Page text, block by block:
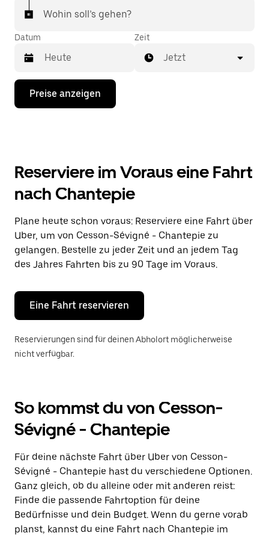
Wohin soll’s gehen?
Datum
Drücke
Nach-
Kalender
interagieren
ein
Datum
auszuwählen.
Drücke
die
Escape-
um
den
Kalender
schließen.
Zeit
Jetzt
Preise anzeigen
Reserviere im Voraus eine Fahrt
nach Chantepie
Plane heute schon voraus: Reserviere eine Fahrt über
Uber, um von Cesson-Sévigné - Chantepie zu
gelangen. Bestelle zu jeder Zeit und an jedem Tag
des Jahres Fahrten bis zu 90 Tage im Voraus.
Eine Fahrt reservieren
Reservierungen sind für deinen Abholort möglicherweise
nicht verfügbar.
So kommst du von Cesson-
Sévigné - Chantepie
Für deine nächste Fahrt über Uber von Cesson-
Sévigné - Chantepie hast du verschiedene Optionen.
Ganz gleich, ob du alleine oder mit anderen reist:
Finde die passende Fahrtoption für deine
Bedürfnisse und dein Budget. Wenn du gerne vorab
planst, kannst du eine Fahrt nach Chantepie im